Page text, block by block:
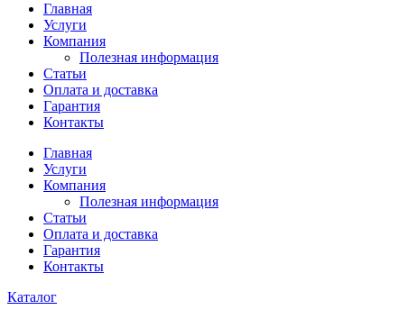
Главная
Услуги
Компания
Полезная информация
Статьи
Оплата и доставка
Гарантия
Контакты
Главная
Услуги
Компания
Полезная информация
Статьи
Оплата и доставка
Гарантия
Контакты
Каталог